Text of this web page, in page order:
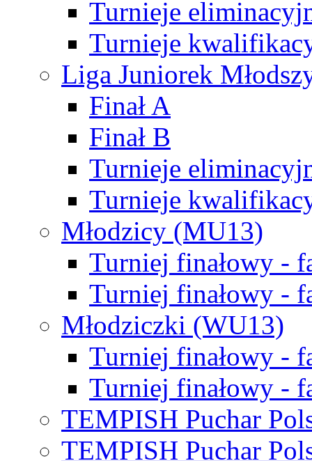
Turnieje
Turnieje
Liga Juniorek
Finał A
Finał B
Turnieje
Turnieje
Młodzicy (MU13)
Turniej finałowy -
Turniej finałowy -
Młodziczki (WU13)
Turniej finałowy -
Turniej finałowy -
TEMPISH Puchar
TEMPISH Puchar